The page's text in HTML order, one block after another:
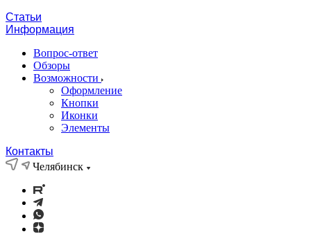
Статьи
Информация
Вопрос-ответ
Обзоры
Возможности
Оформление
Кнопки
Иконки
Элементы
Контакты
Челябинск